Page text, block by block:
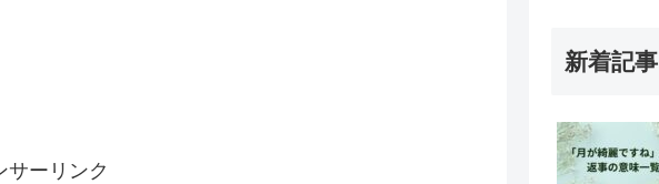
サーリンク
新着記事